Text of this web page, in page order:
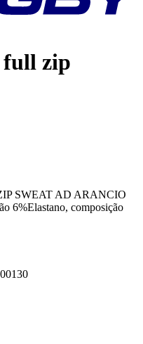
full zip
SWEAT AD ARANCIO
6%Elastano, composição